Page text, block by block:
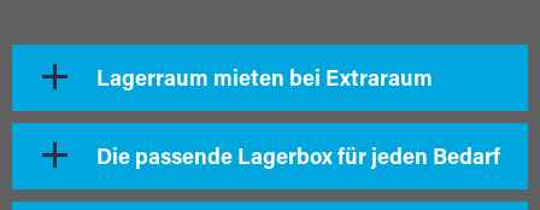
Lagerraum mieten bei Extraraum
Die passende Lagerbox für jeden Bedarf